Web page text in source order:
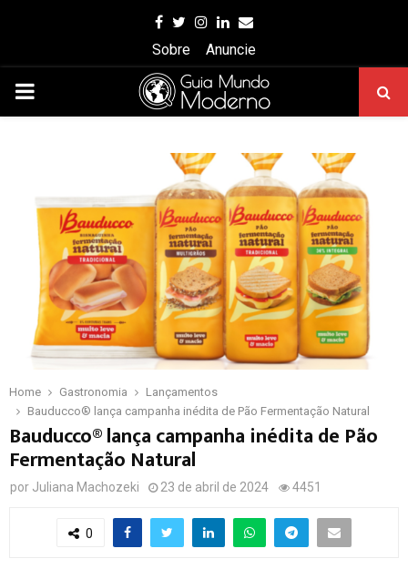
Facebook
Twitter
Instagram
Linkedin
Email
Sobre
Anuncie
PRIMARY
Home Gastronomia
Lançamentos
Bauducco® lança campanha inédita de Pão Fermentação Natural
Bauducco® lança campanha inédita de Pão
Fermentação Natural
por Juliana Machozeki 23 de abril de 2024 4451
0